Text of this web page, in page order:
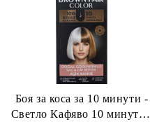
Боя за коса за 10 минути -
Светло Кафяво 10 минути -